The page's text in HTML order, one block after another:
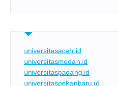
universitasaceh.id
universitasmedan.id
universitaspadang.id
universitaspekanbaru.id